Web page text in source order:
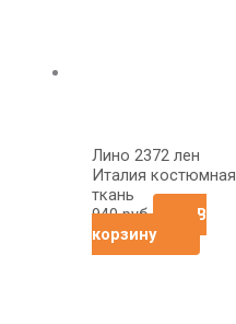
Лино 2372 лен
Италия костюмная
ткань
940руб
В
корзину